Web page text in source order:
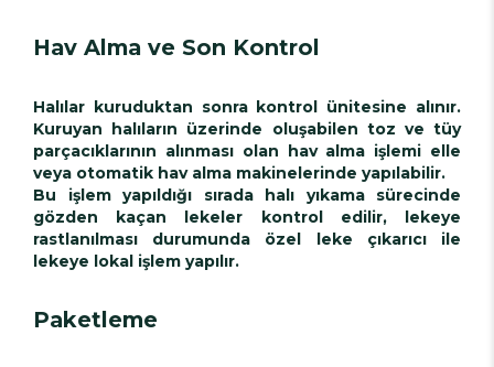
Hav Alma ve Son Kontrol
Halılar kuruduktan sonra kontrol ünitesine alınır.
Kuruyan halıların üzerinde oluşabilen toz ve tüy
parçacıklarının alınması olan hav alma işlemi elle
veya otomatik hav alma makinelerinde yapılabilir.
Bu işlem yapıldığı sırada halı yıkama sürecinde
gözden kaçan lekeler kontrol edilir, lekeye
rastlanılması durumunda özel leke çıkarıcı ile
lekeye lokal işlem yapılır.
Paketleme